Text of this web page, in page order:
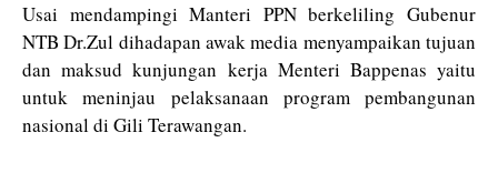
Usai mendampingi Manteri PPN berkeliling Gubenur
NTB Dr.Zul dihadapan awak media menyampaikan tujuan
dan maksud kunjungan kerja Menteri Bappenas yaitu
untuk meninjau pelaksanaan program pembangunan
nasional di Gili Terawangan.